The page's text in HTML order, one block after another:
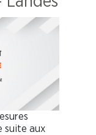
suite aux